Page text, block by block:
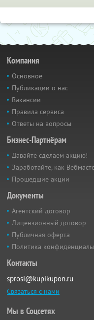
Компания
Основное
Публикации о нас
Вакансии
Правила сервиса
Ответы на вопросы
Бизнес-Партнёрам
Давайте сделаем акцию!
Заработайте, как
Прошедшие акции
Документы
Агентский договор
Лицензионный договор
Публичная оферта
Политика
Контакты
sprosi@kupikupon.ru
Связаться с нами
Мы в Соцсетях